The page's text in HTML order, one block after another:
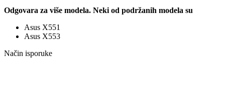
Odgovara za više modela. Neki od podržanih modela su
Asus X551
Asus X553
Način isporuke